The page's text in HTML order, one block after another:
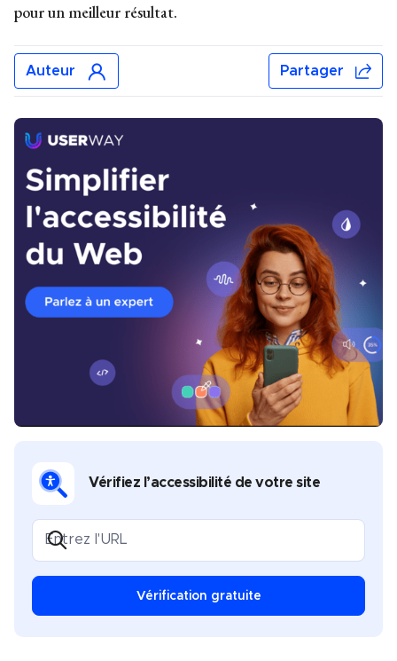
pour un meilleur résultat.
Auteur
Moran Vizel
Partager
Vérifiez l’accessibilité de votre site
Vérification gratuite